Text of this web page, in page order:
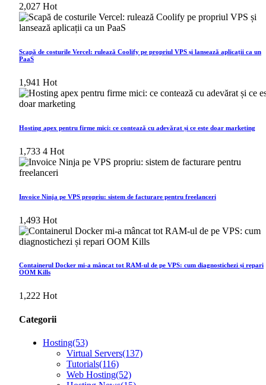
Este Coolify gratuit pentru uz comercial?
2,027 Hot
Scapă de costurile Vercel: rulează Coolify pe propriul VPS și lansează aplicații ca un
PaaS
1,941 Hot
Hosting apex pentru firme mici: ce contează cu adevărat și ce este doar marketing
1,733 4 Hot
Invoice Ninja pe VPS propriu: sistem de facturare pentru freelanceri
1,493 Hot
Containerul Docker mi-a mâncat tot RAM-ul de pe VPS: cum diagnostichezi și repari
OOM Kills
1,222 Hot
Categorii
Hosting(53)
Virtual Servers(137)
Tutorials(116)
Web Hosting(52)